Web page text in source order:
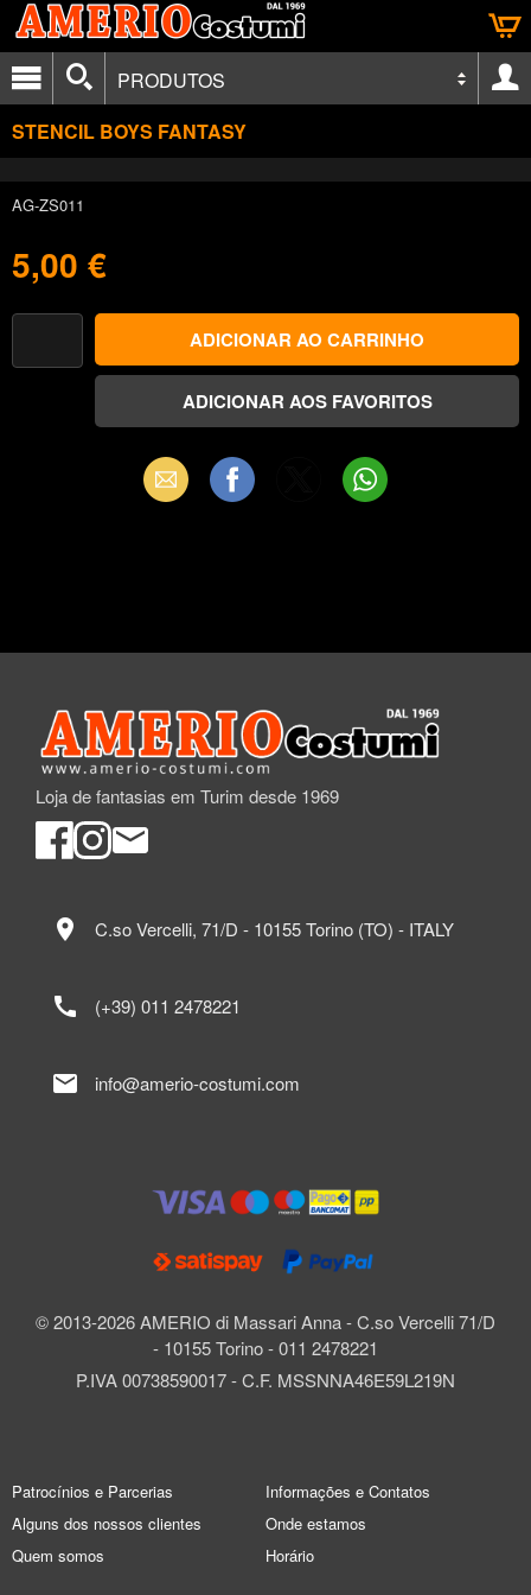
PRODUTOS
STENCIL BOYS FANTASY
AG-ZS011
5,00 €
Email Facebook WhatsApp
Loja de fantasias em Turim desde 1969
© 2013-2026 AMERIO di Massari Anna - C.so Vercelli 71/D
- 10155 Torino - 011 2478221
P.IVA 00738590017 - C.F. MSSNNA46E59L219N
location_on C.so Vercelli, 71/D - 10155 Torino (TO) - ITALY
call (+39) 011 2478221
mail info@amerio-costumi.com
Patrocínios e Parcerias
Alguns dos nossos clientes
Quem somos
Informações e Contatos
Onde estamos
Horário